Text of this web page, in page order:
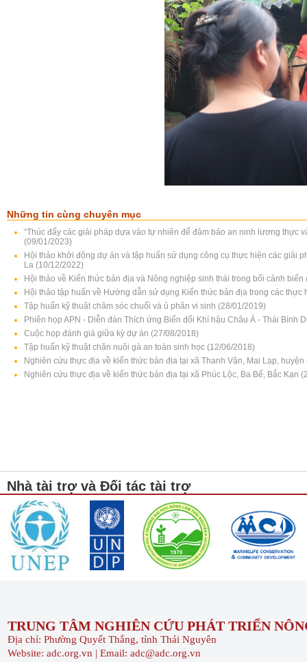
Những tin cùng chuyên mục
“Thúc đẩy các giải pháp dựa vào tự nhiên để đảm bảo an ninh lương thực
(09/01/2023)
Hội thảo khởi động dự án và tập huấn sử dụng công cụ thực hiện các giải
La (10/12/2022)
Hội thảo về Kiến thức bản địa và Nông nghiệp sinh thái trong bối cảnh
Hội thảo tập huấn về Hướng dẫn sử dụng Kiến thức bản địa trong các
Tập huấn kỹ thuật chăm sóc chuối và ủ phân vi sinh (28/01/2019)
Phiên họp APN - Diễn đàn Thích ứng Biến đổi Khí hậu Châu Á - Thái Bình
Cuộc họp đánh giá giữa kỳ dự án (27/08/2018)
Tập huấn kỹ thuật chăn nuôi gà an toàn sinh học (12/06/2018)
Nghiên cứu thực địa về kiến thức bản địa tại xã Thanh Vận, Mai Lạp,
Nghiên cứu thực địa về kiến thức bản địa tại xã Phúc Lộc, Ba Bể, Bắc Kạn
Nhà tài trợ và Đối tác tài trợ
TRUNG TÂM NGHIÊN CỨU PHÁT TRIỂN
Địa chỉ: Phường Quyết Thắng, tỉnh Thái Nguyên
Website: adc.org.vn | Email: adc@adc.org.vn